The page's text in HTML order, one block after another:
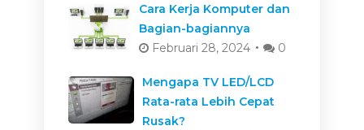
Cara Kerja Komputer dan
Bagian-bagiannya
Februari 28, 2024
0
Mengapa TV LED/LCD
Rata-rata Lebih Cepat
Rusak?